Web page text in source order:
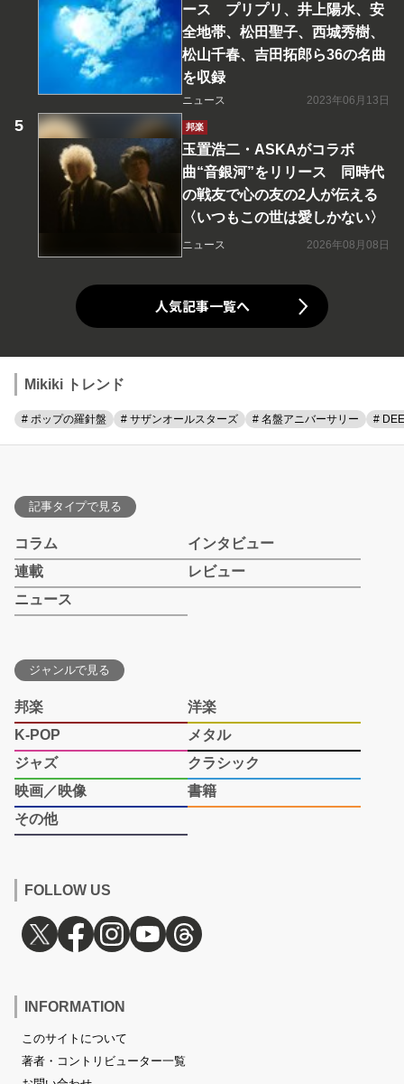
ース プリプリ、井上陽水、安
全地帯、松田聖子、西城秀樹、
松山千春、吉田拓郎ら36の名曲
を収録
ニュース 2023年06月13日
邦楽
玉置浩二・ASKAがコラボ
曲“音銀河”をリリース 同時代
の戦友で心の友の2人が伝える
〈いつもこの世は愛しかない〉
ニュース 2026年08月08日
人気記事一覧へ
Mikiki トレンド
# ポップの羅針盤 # サザンオールスターズ # 名盤アニバーサリー #
記事タイプで見る
コラム
インタビュー
連載
レビュー
ニュース
ジャンルで見る
邦楽
洋楽
K-POP
メタル
ジャズ
クラシック
映画／映像
書籍
その他
FOLLOW US
INFORMATION
このサイトについて
著者・コントリビューター一覧